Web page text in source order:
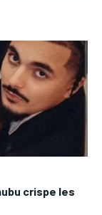
crispe les